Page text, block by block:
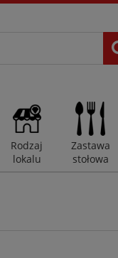
Rodzaj
lokalu
Zastawa
stołowa